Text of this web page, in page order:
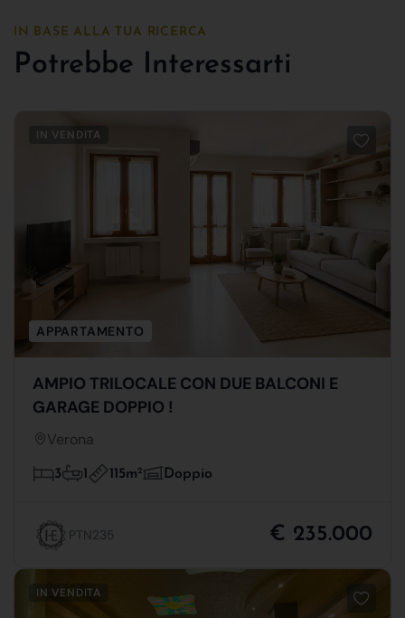
IN BASE ALLA TUA RICERCA
Potrebbe Interessarti
IN VENDITA
APPARTAMENTO
AMPIO TRILOCALE CON DUE BALCONI E
GARAGE DOPPIO !
Verona
3 1 115m2 Doppio
PTN235 € 235.000
IN VENDITA